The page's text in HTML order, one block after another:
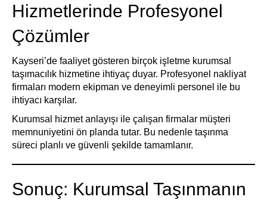
Hizmetlerinde Profesyonel
Çözümler
Kayseri’de faaliyet gösteren birçok işletme kurumsal
taşımacılık hizmetine ihtiyaç duyar. Profesyonel nakliyat
firmaları modern ekipman ve deneyimli personel ile bu
ihtiyacı karşılar.
Kurumsal hizmet anlayışı ile çalışan firmalar müşteri
memnuniyetini ön planda tutar. Bu nedenle taşınma
süreci planlı ve güvenli şekilde tamamlanır.
Sonuç: Kurumsal Taşınmanın